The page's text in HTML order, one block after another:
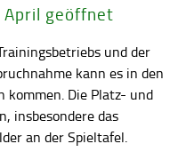
April geöffnet
und der
kann es in den
kommen. Die Platz- und
insbesondere das
an der Spieltafel.